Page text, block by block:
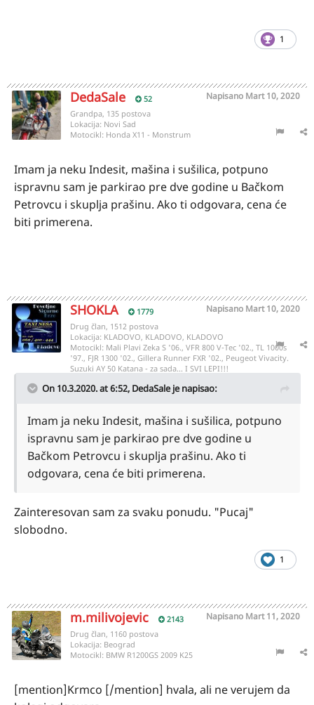
1
DedaSale 52 Napisano Mart 10, 2020
Grandpa, 135 postova
Lokacija: Novi Sad
Motocikl: Honda X11 - Monstrum
Imam ja neku Indesit, mašina i sušilica, potpuno
ispravnu sam je parkirao pre dve godine u Bačkom
Petrovcu i skuplja prašinu. Ako ti odgovara, cena će
biti primerena.
SHOKLA 1779 Napisano Mart 10, 2020
Drug član, 1512 postova
Lokacija: KLADOVO, KLADOVO, KLADOVO
Motocikl: Mali Plavi Zeka S '06., VFR 800 V-Tec '02., TL 1000s
'97., FJR 1300 '02., Gillera Runner FXR '02., Peugeot Vivacity.
Suzuki AY 50 Katana - za sada... I SVI LEPI!!!
On 10.3.2020. at 6:52, DedaSaleje napisao:
Imam ja neku Indesit, mašina i sušilica, potpuno
ispravnu sam je parkirao pre dve godine u
Bačkom Petrovcu i skuplja prašinu. Ako ti
odgovara, cena će biti primerena.
Zainteresovan sam za svaku ponudu. "Pucaj"
slobodno.
1
m.milivojevic 2143 Napisano Mart 11, 2020
Drug član, 1160 postova
Lokacija: Beograd
Motocikl: BMW R1200GS 2009 K25
[mention]Krmco [/mention] hvala, ali ne verujem da